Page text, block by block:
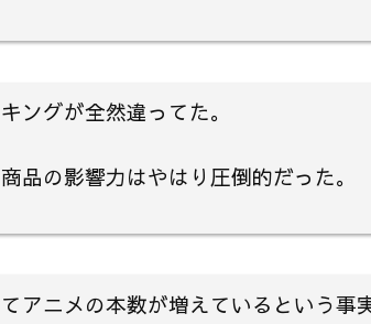
ングが全然違ってた。
品の影響力はやはり圧倒的だった。
アニメの本数が増えているという事